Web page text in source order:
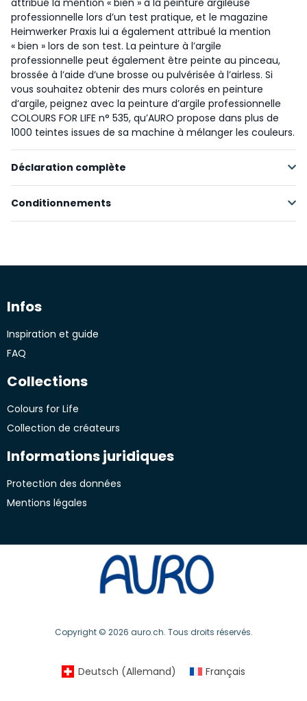
professionnelle lors d’un test pratique, et le magazine
Heimwerker Praxis lui a également attribué la mention
« bien » lors de son test. La peinture à l’argile
professionnelle peut également être peinte au pinceau,
brossée à l’aide d’une brosse ou pulvérisée à l’airless. Si
vous souhaitez obtenir des murs colorés en peinture
d’argile, peignez avec la peinture d’argile professionnelle
COLOURS FOR LIFE n° 535, qu’AURO propose dans plus de
1000 teintes issues de sa machine à mélanger les couleurs.
Déclaration complète
Matières premières renouvelables
Matières premières transformées
cellulose, agents tensioactifs à base d’huile de ricin et de
colza, ammoniaque.
Conditionnements
2,5 L
10 L
Infos
Inspiration et guide
FAQ
Collections
Colours for Life
Collection de créateurs
Informations juridiques
Protection des données
Mentions légales
Copyright © 2026 auro.ch. Tous droits réservés.
Deutsch (Allemand) Français